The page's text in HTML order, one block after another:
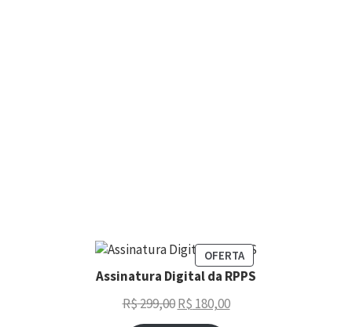
OFERTA
Assinatura Digital da RPPS
R$299,00 R$ 180,00